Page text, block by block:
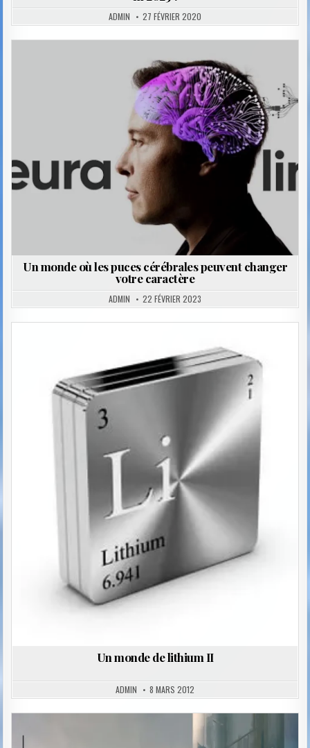
ADMIN 27 FÉVRIER 2020
Un monde où les puces cérébrales peuvent changer
votre caractère
ADMIN 22 FÉVRIER 2023
in
Un monde de lithium II
ADMIN 8 MARS 2012